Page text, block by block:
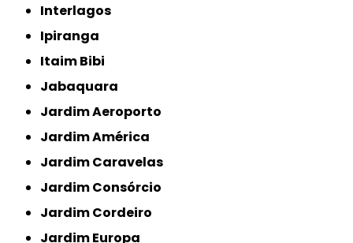
Interlagos
Ipiranga
Itaim Bibi
Jabaquara
Jardim Aeroporto
Jardim América
Jardim Caravelas
Jardim Consórcio
Jardim Cordeiro
Jardim Europa